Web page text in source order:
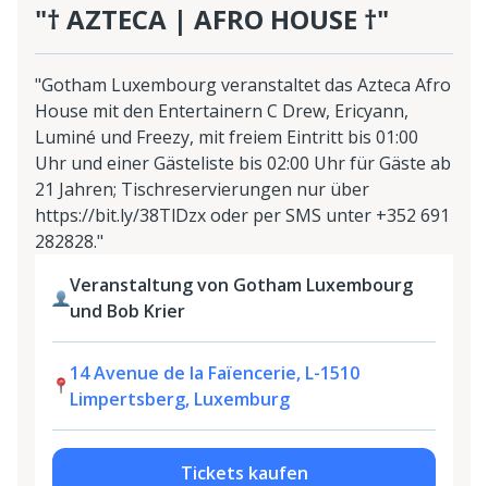
"† AZTECA | AFRO HOUSE †"
"Gotham Luxembourg veranstaltet das Azteca Afro
House mit den Entertainern C Drew, Ericyann,
Luminé und Freezy, mit freiem Eintritt bis 01:00
Uhr und einer Gästeliste bis 02:00 Uhr für Gäste ab
21 Jahren; Tischreservierungen nur über
https://bit.ly/38TlDzx oder per SMS unter +352 691
282828."
Veranstaltung von Gotham Luxembourg
und Bob Krier
14 Avenue de la Faïencerie, L-1510
Limpertsberg, Luxemburg
Tickets kaufen